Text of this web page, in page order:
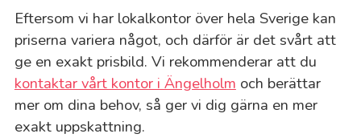
Eftersom vi har lokalkontor över hela Sverige kan
priserna variera något, och därför är det svårt att
ge en exakt prisbild. Vi rekommenderar att du
kontaktar vårt kontor i Ängelholm och berättar
mer om dina behov, så ger vi dig gärna en mer
exakt uppskattning.